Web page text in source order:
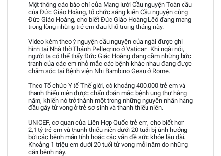
Một thông cáo báo chí của Mạng lưới Cầu nguyện Toàn cầu
của Đức Giáo Hoàng, tổ chức sáng kiến Cầu nguyện cùng
Đức Giáo Hoàng, cho biết Đức Giáo Hoàng Lêô đang mang
trong lòng những trẻ em đau khổ trong tháng này.
Video kèm theo ý nguyện cầu nguyện của ngài được ghi
hình tại Nhà thờ Thánh Pellegrino ở Vatican. Khi ngài nói,
người ta có thể thấy Đức Giáo Hoàng đang cầm những bức
tranh của các em nhỏ mắc các bệnh khác nhau đang được
chăm sóc tại Bệnh viện Nhi Bambino Gesu ở Rome.
Theo Tổ chức Y tế Thế giới, có khoảng 400.000 trẻ em và
thanh thiếu niên được chẩn đoán mắc bệnh ung thư hàng
năm, khiến nó trở thành một trong những nguyên nhân hàng
đầu gây tử vong ở trẻ sơ sinh và thanh thiếu niên.
UNICEF, cơ quan của Liên Hợp Quốc trẻ em, cho biết hơn
2,1 tỷ trẻ em và thanh thiếu niên dưới 20 tuổi bị ảnh hưởng
bởi các bệnh mãn tính hoặc các vấn đề sức khỏe lâu dài.
Khoảng 1 triệu em dưới 20 tuổi tử vong mỗi năm do những
căn bệnh này.